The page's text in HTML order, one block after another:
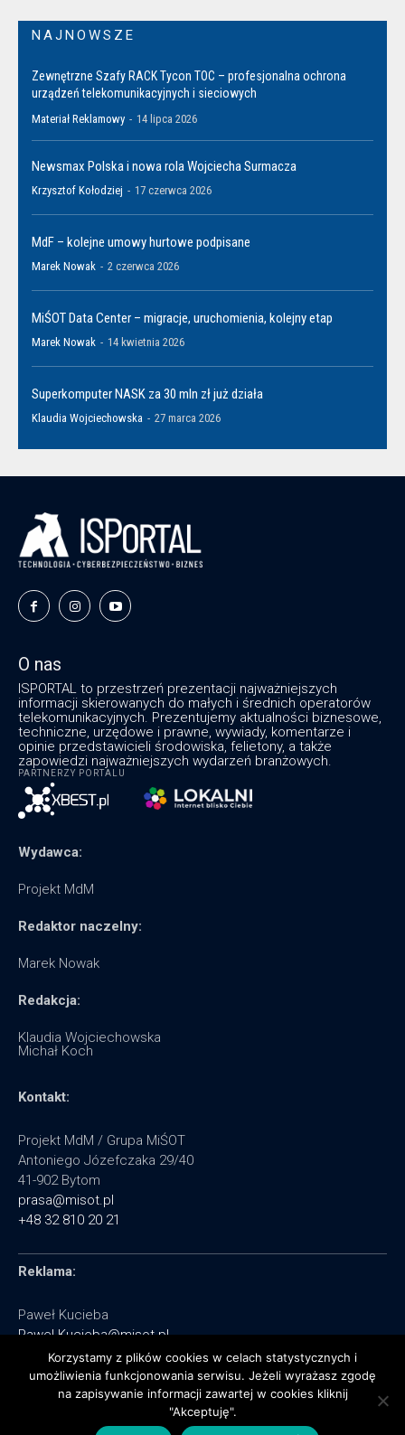
NAJNOWSZE
Zewnętrzne Szafy RACK Tycon TOC – profesjonalna ochrona
urządzeń telekomunikacyjnych i sieciowych
Materiał Reklamowy - 14 lipca 2026
Newsmax Polska i nowa rola Wojciecha Surmacza
Krzysztof Kołodziej - 17 czerwca 2026
MdF – kolejne umowy hurtowe podpisane
Marek Nowak - 2 czerwca 2026
MiŚOT Data Center – migracje, uruchomienia, kolejny etap
Marek Nowak - 14 kwietnia 2026
Superkomputer NASK za 30 mln zł już działa
Klaudia Wojciechowska - 27 marca 2026
O nas
ISPORTAL to przestrzeń prezentacji najważniejszych
informacji skierowanych do małych i średnich operatorów
telekomunikacyjnych. Prezentujemy aktualności biznesowe,
techniczne, urzędowe i prawne, wywiady, komentarze i
opinie przedstawicieli środowiska, felietony, a także
zapowiedzi najważniejszych wydarzeń branżowych.
PARTNERZY PORTALU
Wydawca:
Projekt MdM
Redaktor naczelny:
Marek Nowak
Redakcja:
Klaudia Wojciechowska
Michał Koch
Kontakt:
Projekt MdM / Grupa MiŚOT
Antoniego Józefczaka 29/40
41-902 Bytom
prasa@misot.pl
+48 32 810 20 21
Reklama:
Paweł Kucieba
Pawel.Kucieba@misot.pl
+48 602 495 064
Korzystamy z plików cookies w celach statystycznych i
umożliwienia funkcjonowania serwisu. Jeżeli wyrażasz zgodę
na zapisywanie informacji zawartej w cookies kliknij
"Akceptuję".